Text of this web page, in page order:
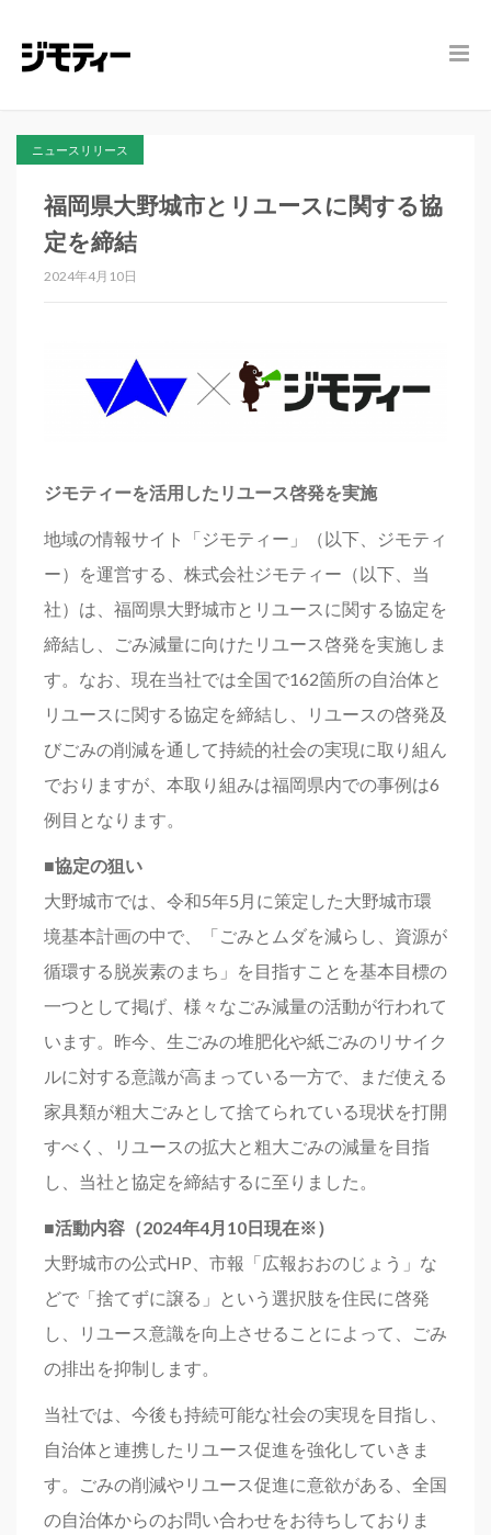
ニュースリリース
福岡県大野城市とリユースに関する協
定を締結
2024年4月10日
ジモティーを活用したリユース啓発を実施
地域の情報サイト「ジモティー」（以下、ジモティ
ー）を運営する、株式会社ジモティー（以下、当
社）は、福岡県大野城市とリユースに関する協定を
締結し、ごみ減量に向けたリユース啓発を実施しま
す。なお、現在当社では全国で162箇所の自治体と
リユースに関する協定を締結し、リユースの啓発及
びごみの削減を通して持続的社会の実現に取り組ん
でおりますが、本取り組みは福岡県内での事例は6
例目となります。
■協定の狙い
大野城市では、令和5年5月に策定した大野城市環
境基本計画の中で、「ごみとムダを減らし、資源が
循環する脱炭素のまち」を目指すことを基本目標の
一つとして掲げ、様々なごみ減量の活動が行われて
います。昨今、生ごみの堆肥化や紙ごみのリサイク
ルに対する意識が高まっている一方で、まだ使える
家具類が粗大ごみとして捨てられている現状を打開
すべく、リユースの拡大と粗大ごみの減量を目指
し、当社と協定を締結するに至りました。
■活動内容（2024年4月10日現在※）
大野城市の公式HP、市報「広報おおのじょう」な
どで「捨てずに譲る」という選択肢を住民に啓発
し、リユース意識を向上させることによって、ごみ
の排出を抑制します。
当社では、今後も持続可能な社会の実現を目指し、
自治体と連携したリユース促進を強化していきま
す。ごみの削減やリユース促進に意欲がある、全国
の自治体からのお問い合わせをお待ちしておりま